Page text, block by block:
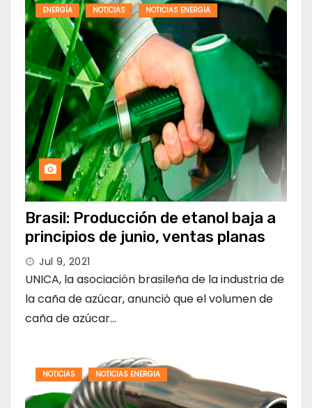
ENERGÍA NOTICIAS NOTICIAS ENERGIA
Brasil: Producción de etanol baja a
principios de junio, ventas planas
Jul 9, 2021
UNICA, la asociación brasileña de la industria de
la caña de azúcar, anunció que el volumen de
caña de azúcar…
NOTICIAS NOTICIAS ENERGIA